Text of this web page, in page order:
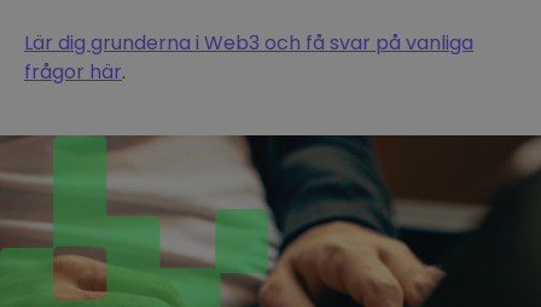
Lär dig grunderna i Web3 och få svar på vanliga
frågor här.